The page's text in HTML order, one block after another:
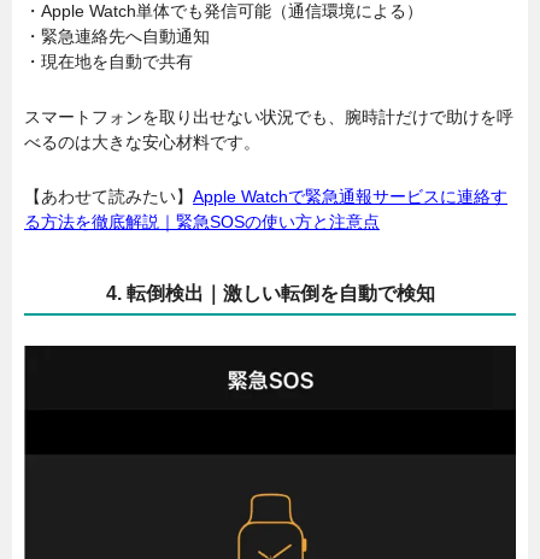
・Apple Watch単体でも発信可能（通信環境による）
・緊急連絡先へ自動通知
・現在地を自動で共有
スマートフォンを取り出せない状況でも、腕時計だけで助けを呼
べるのは大きな安心材料です。
【あわせて読みたい】 Apple Watchで緊急通報サービスに連絡す
る方法を徹底解説｜緊急SOSの使い方と注意点
4. 転倒検出｜激しい転倒を自動で検知